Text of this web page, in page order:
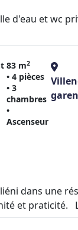
d'eau et wc
83 m2
• 4 pièces
• 3
chambres
•
Ascenseur
dans une
et praticité.